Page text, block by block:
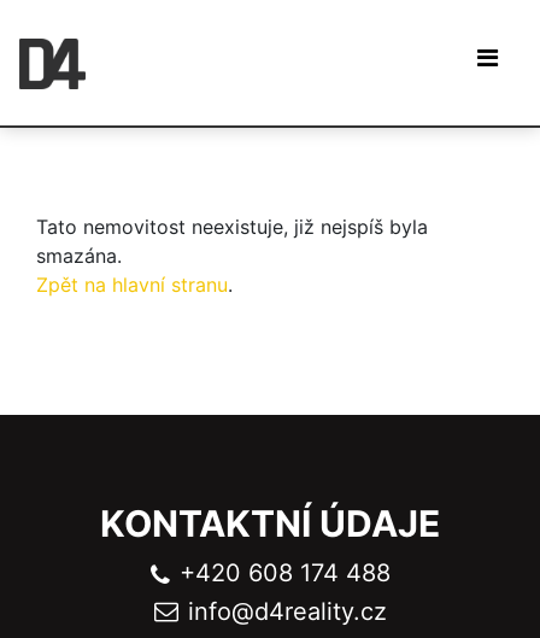
Tato nemovitost neexistuje, již nejspíš byla
smazána.
Zpět na hlavní stranu.
KONTAKTNÍ ÚDAJE
+420 608 174 488
info@d4reality.cz